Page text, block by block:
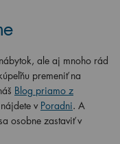
ale aj mnoho rád
premeniť na
Blog priamo z
v Poradni. A
osobne zastaviť v